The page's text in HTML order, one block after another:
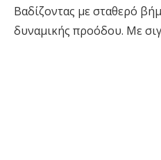
Βαδίζοντας με σταθερό
δυναμικής προόδου. Με